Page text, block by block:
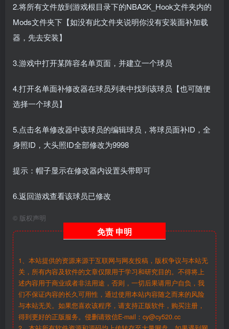
2.将所有文件放到游戏根目录下的NBA2K_Hook文件夹内的
Mods文件夹下【如没有此文件夹说明你没有安装面补加载
器，先去安装】
3.游戏中打开某阵容名单页面，并建立一个球员
4.打开名单面补修改器在球员列表中找到该球员【也可随便
选择一个球员】
5.点击名单修改器中该球员的编辑球员，将球员面补ID，全
身照ID，大头照ID全部修改为9998
提示：帽子显示在修改器内设置头带即可
6.返回游戏查看该球员已修改
© 版权声明
免责 申明
1、本站提供的资源来源于互联网与网友投稿，版权争议与本站无
关，所有内容及软件的文章仅限用于学习和研究目的。不得将上
述内容用于商业或者非法用途，否则，一切后果请用户自负，我
们不保证内容的长久可用性，通过使用本站内容随之而来的风险
与本站无关。如果您喜欢该程序，请支持正版软件，购买注册，
得到更好的正版服务。侵删请致信E-mail：cy@cy520.cc